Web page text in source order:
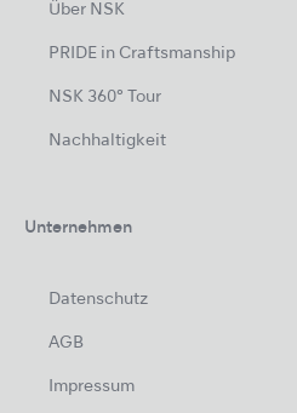
Über NSK
PRIDE in Craftsmanship
NSK 360° Tour
Nachhaltigkeit
Unternehmen
Datenschutz
AGB
Impressum